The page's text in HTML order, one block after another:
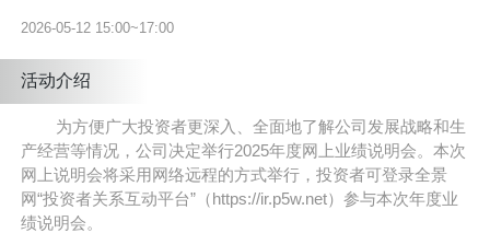
2026-05-12 15:00~17:00
活动介绍
为方便广大投资者更深入、全面地了解公司发展战略和生
产经营等情况，公司决定举行2025年度网上业绩说明会。本次
网上说明会将采用网络远程的方式举行，投资者可登录全景
网“投资者关系互动平台”（https://ir.p5w.net）参与本次年度业
绩说明会。